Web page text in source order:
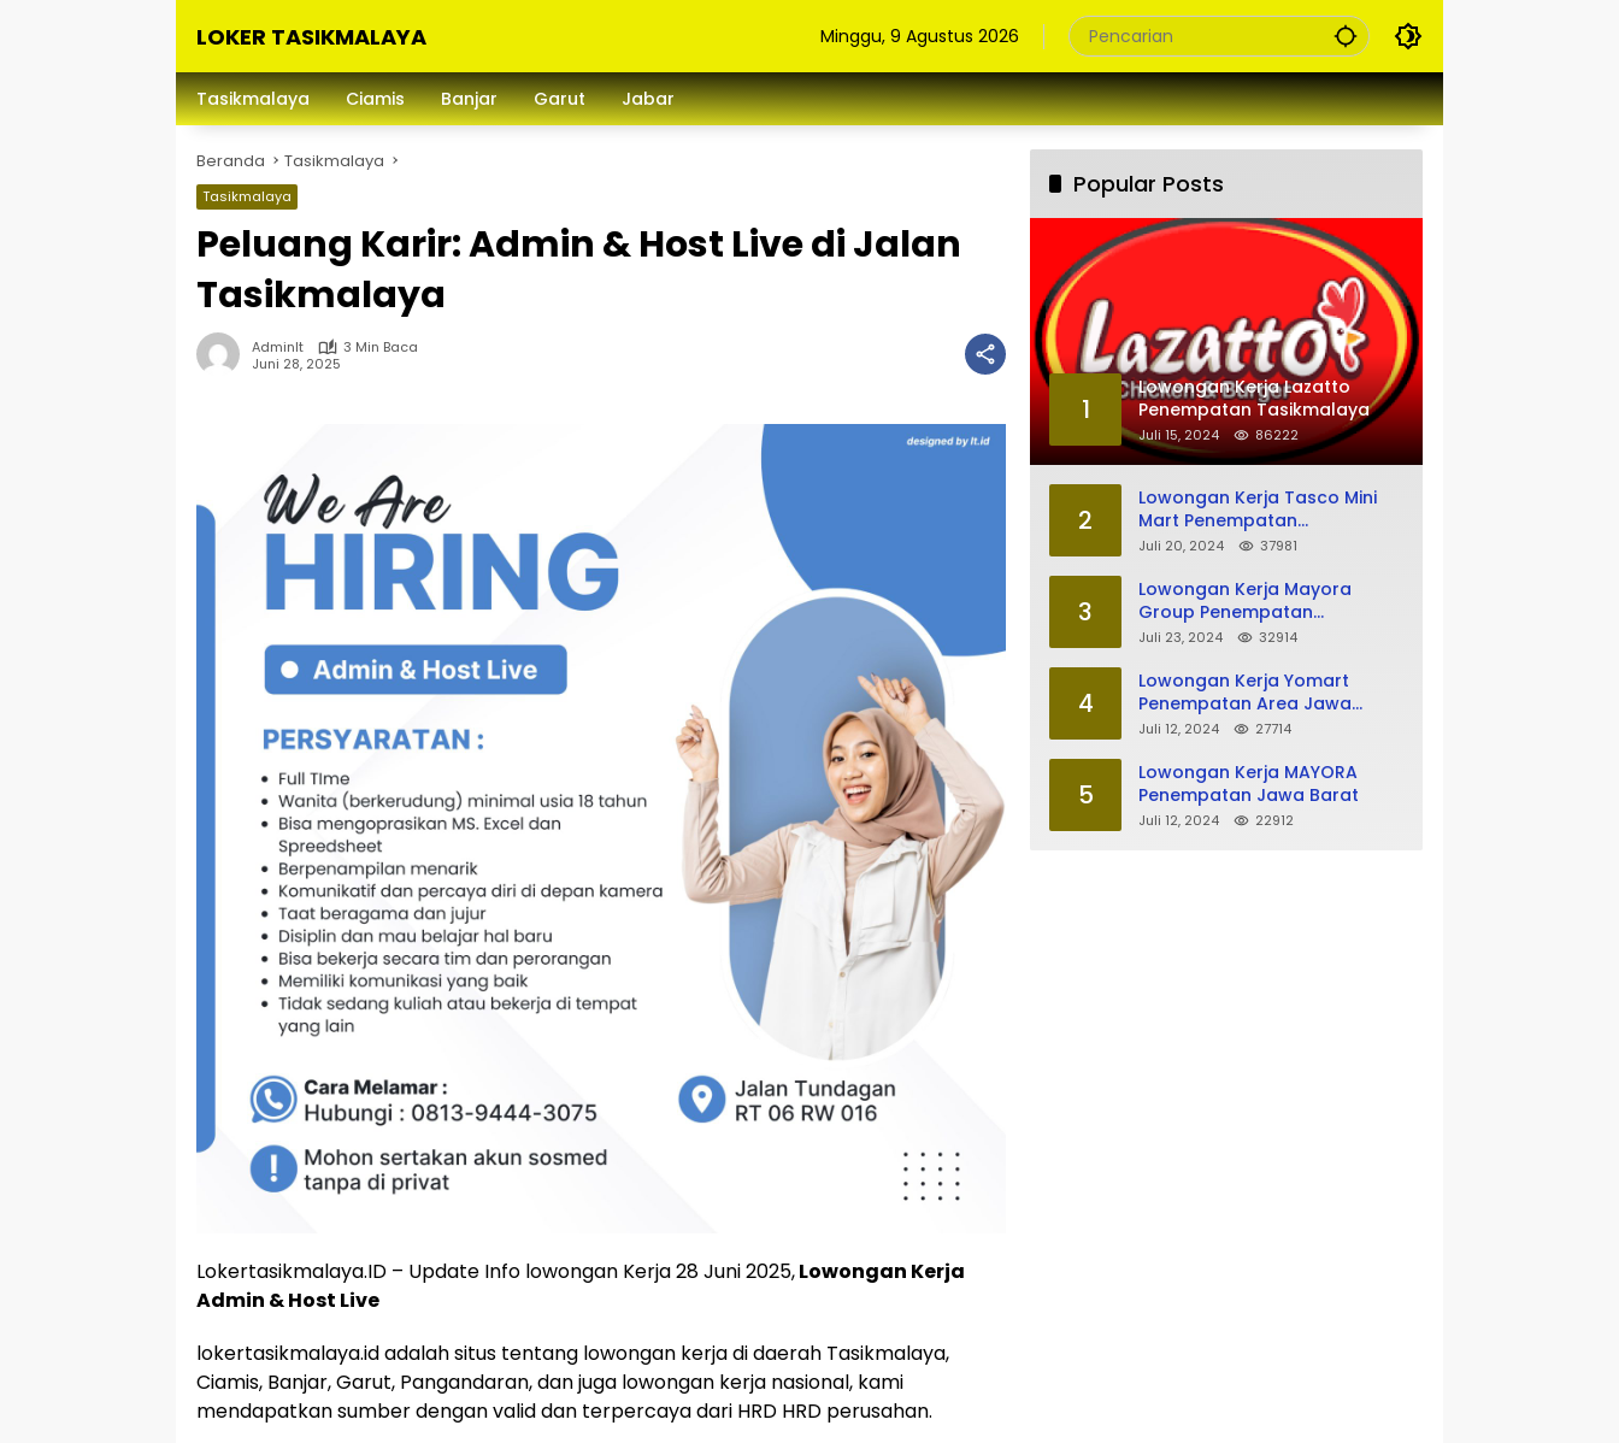
LOKER TASIKMALAYA
Lowongan
Kerja
dan
Sekitarna
Minggu, 9 Agustus 2026
Tasikmalaya Ciamis Banjar Garut Jabar
Beranda Tasikmalaya
Tasikmalaya
Peluang Karir: Admin & Host Live di Jalan
Tasikmalaya
Adminlt
3 Min Baca
Juni 28, 2025
Lokertasikmalaya.ID – Update Info lowongan Kerja 28 Juni 2025,Lowongan Kerja
Admin & Host Live
lokertasikmalaya.id adalah situs tentang lowongan kerja di daerah Tasikmalaya,
Ciamis, Banjar, Garut, Pangandaran, dan juga lowongan kerja nasional, kami
mendapatkan sumber dengan valid dan terpercaya dari HRD HRD perusahan.
Popular Posts
1
Lowongan Kerja Lazatto
Penempatan Tasikmalaya
Juli 15, 2024 86222
2
Lowongan Kerja Tasco Mini
Mart Penempatan
Tasikmalaya
Juli 20, 2024 37981
3
Lowongan Kerja Mayora
Group Penempatan
Tasikmalaya
Juli 23, 2024 32914
4
Lowongan Kerja Yomart
Penempatan Area Jawa
Barat
Juli 12, 2024 27714
5
Lowongan Kerja MAYORA
Penempatan Jawa Barat
Juli 12, 2024 22912